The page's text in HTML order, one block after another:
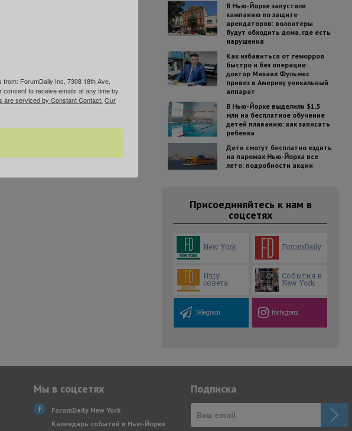
В Нью-Йорке запустили
кампанию по защите
арендаторов: волонтеры
будут обходить дома, где есть
нарушения
Как избавиться от геморроя
быстро и без операции:
доктор Михаил Фульмес
привез в Америку уникальный
аппарат
В Нью-Йорке выделили $1,5
млн на бесплатное обучение
детей плаванию: как записать
ребенка
Дети смогут бесплатно ездить
на паромах Нью-Йорка все
лето: подробности акции
Присоединяйтесь к нам в
соцсетях
New York ForumDaily
Ищу
совета
События в
New York
Telegram Instagram
Мы в соцсетях
ForumDaily New York
Календарь событий в Нью-Йорке
Подписка
ForumDaily Inc, 7308 18th Ave,
to receive emails at any time by
are serviced by Constant Contact. Our